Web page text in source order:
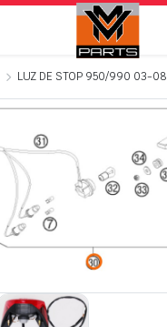
LUZ DE STOP 950/990 03-08